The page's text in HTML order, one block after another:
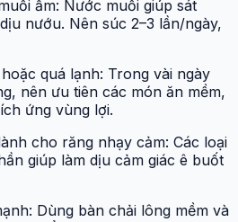
khi bị ảnh hưởng sau khi
cao răng